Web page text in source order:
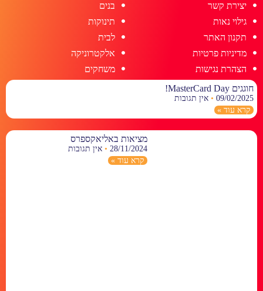
יצירת קשר
גילוי נאות
תקנון האתר
מדיניות פרטיות
הצהרת נגישות
בנים
תינוקות
לבית
אלקטרוניקה
משחקים
חוגגים MasterCard Day!
09/02/2025
אין תגובות
קרא עוד »
מציאות באליאקספרס
28/11/2024
אין תגובות
קרא עוד »